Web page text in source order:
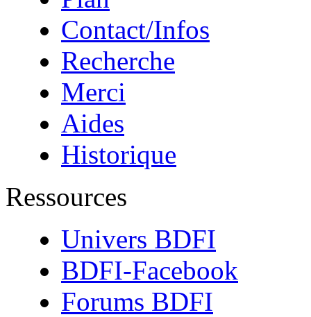
Contact/Infos
Recherche
Merci
Aides
Historique
Ressources
Univers BDFI
BDFI-Facebook
Forums BDFI